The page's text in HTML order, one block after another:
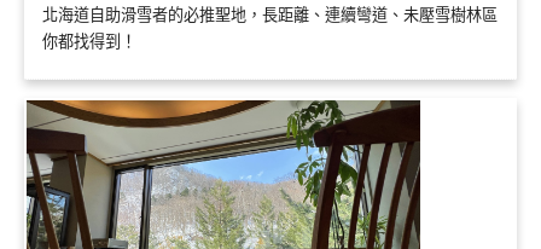
北海道自助滑雪者的必推聖地，長距離、連續彎道、未壓雪樹林區
你都找得到！